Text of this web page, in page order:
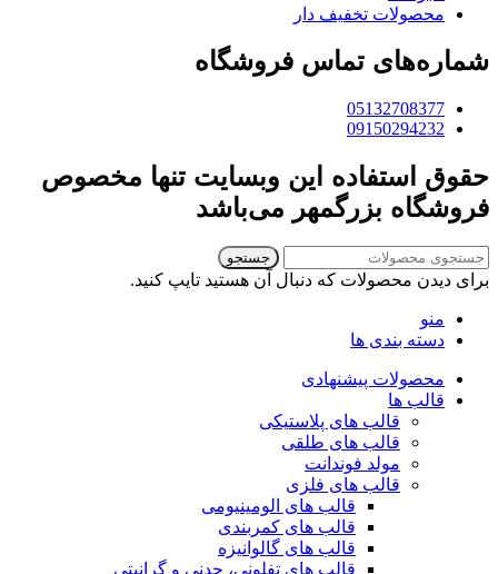
محصولات تخفیف دار
شماره‌های تماس فروشگاه
05132708377
09150294232
حقوق استفاده این وبسایت تنها مخصوص
فروشگاه بزرگمهر می‌باشد
جستجو
برای دیدن محصولات که دنبال آن هستید تایپ کنید.
منو
دسته بندی ها
محصولات پیشنهادی
قالب ها
قالب های پلاستیکی
قالب های طلقی
مولد فوندانت
قالب های فلزی
قالب های الومینیومی
قالب های کمربندی
قالب های گالوانیزه
قالب های تفلونی، چدنی و گرانیتی